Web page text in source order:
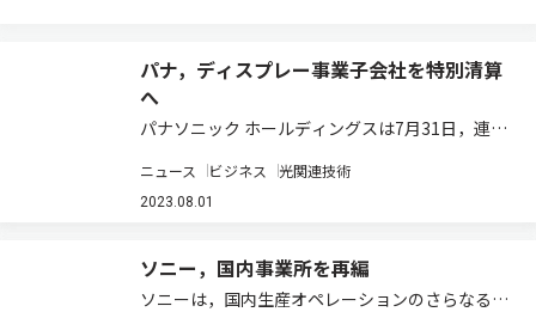
パナ，ディスプレー事業子会社を特別清算
へ
パナソニック ホールディングスは7月31日，連結
を解散し，特別清算開始の申立てを行なうととも
に，同じく連結子会社のパナソニック出資管理合
ニュース ビジネス 光関連技術
2023.08.01
ソニー，国内事業所を再編
ソニーは，国内生産オペレーションのさらなる強